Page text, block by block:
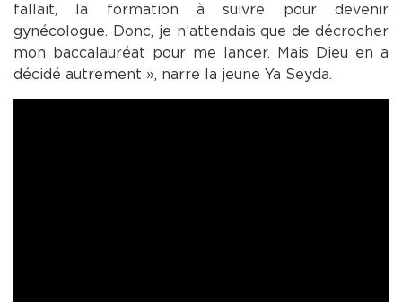
fallait, la formation à suivre pour devenir
gynécologue. Donc, je n’attendais que de décrocher
mon baccalauréat pour me lancer. Mais Dieu en a
décidé autrement », narre la jeune Ya Seyda.